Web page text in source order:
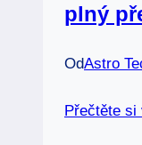
plný
OdAstro
Přečtěte si